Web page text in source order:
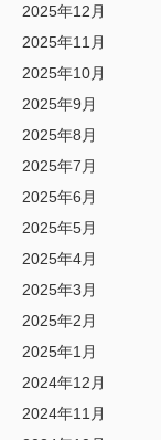
2025年12月
2025年11月
2025年10月
2025年9月
2025年8月
2025年7月
2025年6月
2025年5月
2025年4月
2025年3月
2025年2月
2025年1月
2024年12月
2024年11月